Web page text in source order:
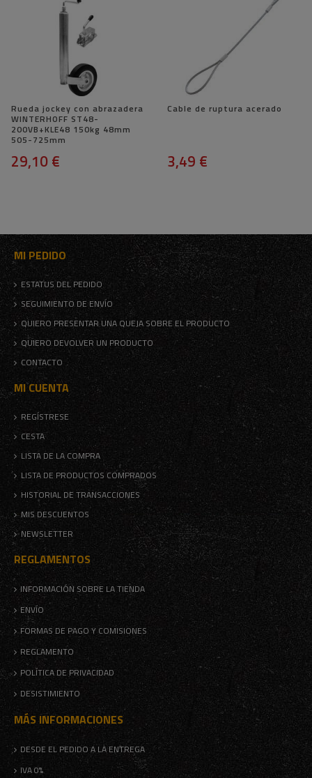
Rueda jockey con abrazadera
WINTERHOFF ST48-
200VB+KLE48 150kg 48mm
505-725mm
29,10 €
Cable de ruptura acerado
3,49 €
MI PEDIDO
ESTATUS DEL PEDIDO
SEGUIMIENTO DE ENVÍO
QUIERO PRESENTAR UNA QUEJA SOBRE EL PRODUCTO
QUIERO DEVOLVER UN PRODUCTO
CONTACTO
MI CUENTA
REGÍSTRESE
CESTA
LISTA DE LA COMPRA
LISTA DE PRODUCTOS COMPRADOS
HISTORIAL DE TRANSACCIONES
MIS DESCUENTOS
NEWSLETTER
REGLAMENTOS
INFORMACIÓN SOBRE LA TIENDA
ENVÍO
FORMAS DE PAGO Y COMISIONES
REGLAMENTO
POLÍTICA DE PRIVACIDAD
DESISTIMIENTO
MÁS INFORMACIONES
DESDE EL PEDIDO A LA ENTREGA
IVA 0%